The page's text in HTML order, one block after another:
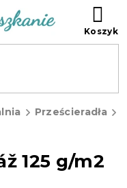
Prześcieradła
125 g/m2